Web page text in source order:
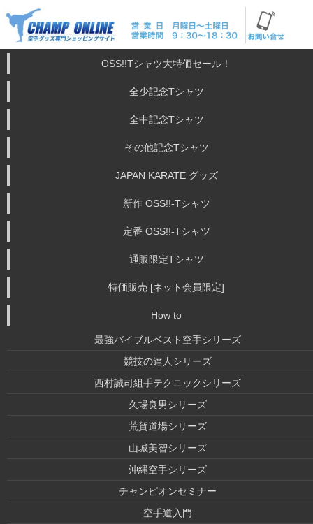
OSS!!Tシャツ大特価セール！
全少記念Tシャツ
全中記念Tシャツ
その他記念Tシャツ
JAPAN KARATE グッズ
新作 OSS!!-Tシャツ
定番 OSS!!-Tシャツ
通販限定Tシャツ
特価販売 [ネット会員限定]
How to
最強バイブルベスト空手シリーズ
競技の達人シリーズ
西村誠司組手テクニックシリーズ
久場良男シリーズ
荒賀道場シリーズ
山城美智シリーズ
沖縄空手シリーズ
チャンピオンセミナー
空手道入門